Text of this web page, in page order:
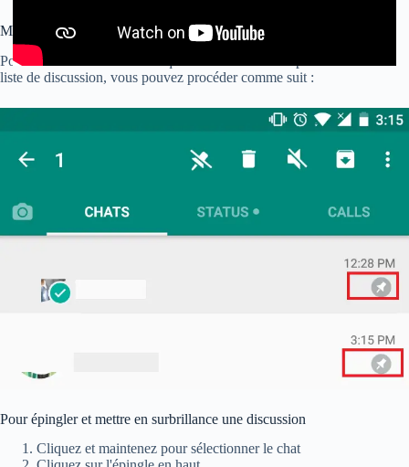
Mettez en surbrillance les discussions préférées en haut de la liste
Pour avoir les conversations qui vous intéressent le plus en haut de la
liste de discussion, vous pouvez procéder comme suit :
Pour épingler et mettre en surbrillance une discussion
Cliquez et maintenez pour sélectionner le chat